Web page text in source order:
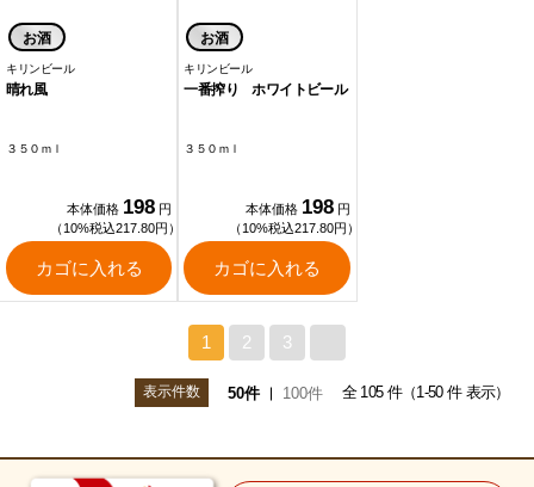
お酒
キリンビール
晴れ風
３５０ｍｌ
本体価格 198 円
（10%税込217.80円）
カゴに入れる
お酒
キリンビール
一番搾り ホワイトビール
３５０ｍｌ
本体価格 198 円
（10%税込217.80円）
カゴに入れる
1 2 3
表示件数 50件 100件 全 105 件（1-50 件 表示）